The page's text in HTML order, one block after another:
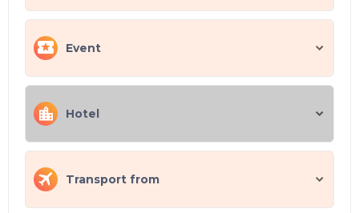
Event
Hotel
Transport from